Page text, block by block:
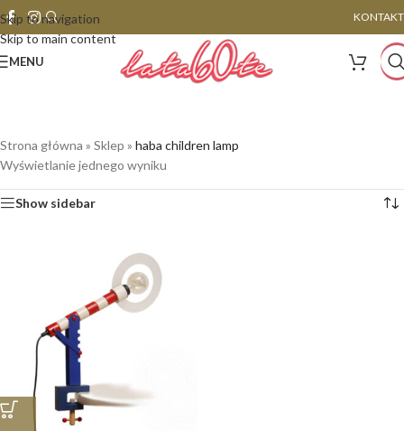
Skip to navigation
Skip to main content
KONTAKT
MENU
Strona główna » Sklep » haba children lamp
Wyświetlanie jednego wyniku
Show sidebar